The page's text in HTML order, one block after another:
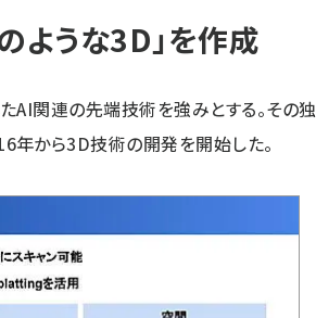
ような3D」を作成
AI関連の先端技術を強みとする。その独
年から3D技術の開発を開始した。